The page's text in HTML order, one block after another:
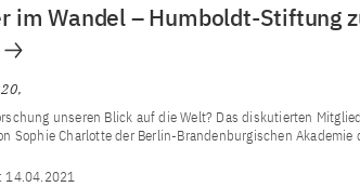
im Wandel – Humboldt-Stiftung
unseren Blick auf die Welt? Das diskutierten
Sophie Charlotte der Berlin-Brandenburgischen
14.04.2021